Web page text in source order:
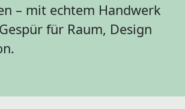
– mit echtem Handwerk
für Raum, Design